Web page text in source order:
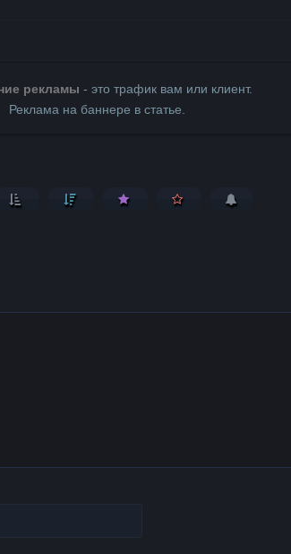
рекламы - это трафик вам или клиент.
Реклама на баннере в статье.